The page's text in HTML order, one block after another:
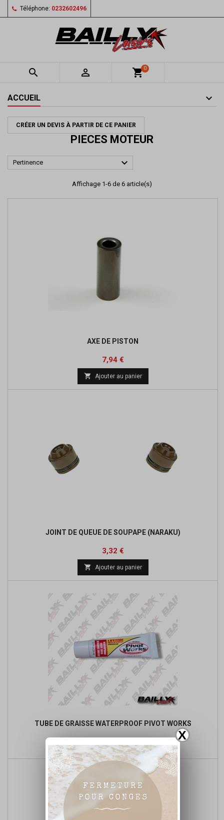
X
Téléphone: 0232602496
  shopping_cart0
ACCUEIL
CRÉER UN DEVIS À PARTIR DE CE PANIER
PIECES MOTEUR
Pertinence 
Affichage 1-6 de 6 article(s)
AXE DE PISTON
Prix
7,94 €
 Ajouter au panier
JOINT DE QUEUE DE SOUPAPE (NARAKU)
Prix
3,32 €
 Ajouter au panier
TUBE DE GRAISSE WATERPROOF PIVOT WORKS
 Ajouter au panier